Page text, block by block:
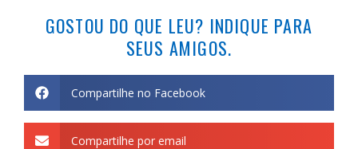
GOSTOU DO QUE LEU? INDIQUE PARA
SEUS AMIGOS.
Compartilhe no Facebook
Compartilhe por email